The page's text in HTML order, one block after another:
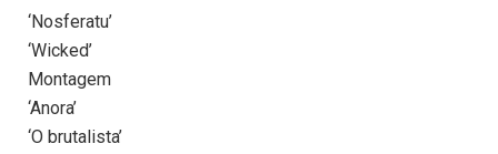
‘Nosferatu’
‘Wicked’
Montagem
‘Anora’
‘O brutalista’